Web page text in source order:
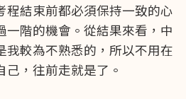
程結束前都必須保持一致的心
一階的機會。從結果來看，中
我較為不熟悉的，所以不用在
，往前走就是了。